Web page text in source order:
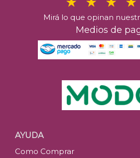
Mirá lo que opinan
Medios de
AYUDA
Como Comprar